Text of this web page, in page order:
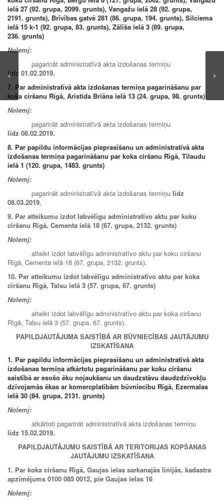
ielā 27 (92. grupa, 2099. grunts), Vangažu ielā 28 (92. grupa,
2191. grunts), Brīvības gatvē 281 (86. grupa, 194. grunts), Silciema
ielā 15 k-1 (92. grupa, 83. grunts), Zālīša ielā 3 (89. grupa,
236. grunts)
Nolemj:
pagarināt administratīvā akta izdošanas termiņu
līdz 01.02.2019.
7. Par administratīvā akta izdošanas termiņa pagarināšanu par
koka ciršanu Rīgā, Aristida Briāna ielā 13 (24. grupa, 98. grunts)
Nolemj:
pagarināt administratīvā akta izdošanas termiņu
līdz 08.02.2019.
8. Par papildu informācijas pieprasīšanu un administratīvā akta
izdošanas termiņa pagarināšanu par koka ciršanu Rīgā, Tilaudu
ielā 1 (120. grupa, 1483. grunts)
Nolemj:
pagarināt administratīvā akta izdošanas termiņu līdz
08.03.2019.
9. Par atteikumu izdot labvēlīgu administratīvo aktu par koku
ciršanu Rīgā, Cementa ielā 18 (67. grupa, 2132. grunts)
Nolemj:
atteikt izdot labvēlīgu administratīvo aktu par koku ciršanu
Rīgā, Cementa ielā 18 (67. grupa, 2132. grunts).
10. Par atteikumu izdot labvēlīgu administratīvo aktu par koka
ciršanu Rīgā, Talsu ielā 3 (57. grupa, 67. grunts)
Nolemj:
atteikt izdot labvēlīgu administratīvo aktu par koka ciršanu
Rīgā, Talsu ielā 3 (57. grupa, 67. grunts).
PAPILDJAUTĀJUMA SAISTĪBĀ AR BŪVNIECĪBAS JAUTĀJUMU
IZSKATĪŠANA
1. Par papildu informācijas pieprasīšanu un administratīvā akta
izdošanas termiņa atkārtotu pagarināšanu par koku ciršanu
saistībā ar esošo ēku nojaukšanu un daudzstāvu daudzdzīvokļu
dzīvojamās ēkas ar komercplatībām būvniecību Rīgā, Ezermalas
ielā 30 (84. grupa, 2131. grunts)
Nolemj:
atkārtoti pagarināt administratīvā akta izdošanas termiņu
līdz 15.02.2019.
PAPILDJAUTĀJUMU SAISTĪBĀ AR TERITORIJAS KOPŠANAS
JAUTĀJUMU IZSKATĪŠANA
1. Par koka ciršanu Rīgā, Gaujas ielas sarkanajās līnijās, kadastra
apzīmējums 0100 085 0012, pie Gaujas ielas 16
Nolemj: